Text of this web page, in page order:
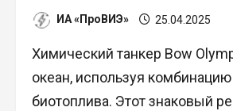
ИА «ПроВИЭ» 25.04.2025
Химический танкер Bow
океан, используя
биотоплива. Этот знаковый